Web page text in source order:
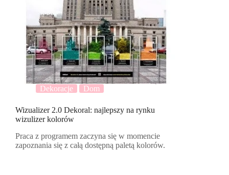
Dekoracje Dom
Wizualizer 2.0 Dekoral: najlepszy na rynku
wizulizer kolorów
Praca z programem zaczyna się w momencie
zapoznania się z całą dostępną paletą kolorów.